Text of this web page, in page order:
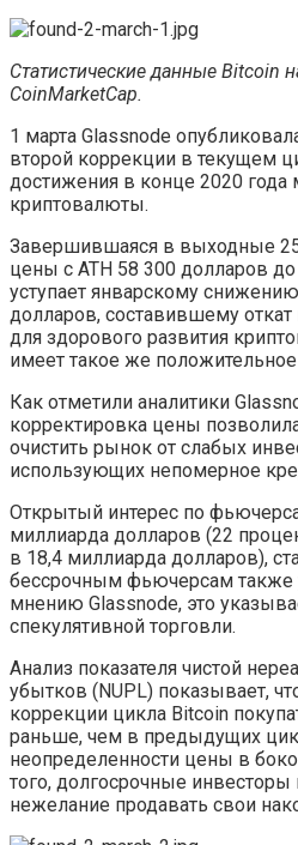
Статистические данные Bitcoin
CoinMarketCap.
1 марта Glassnode
второй коррекции в текущем
достижения в конце 2020
криптовалюты.
Завершившаяся в выходные
цены с ATH 58 300 долларов
уступает январскому
долларов, составившему
для здорового развития
имеет такое же положительное
Как отметили аналитики
корректировка цены
очистить рынок от слабых
использующих непомерное
Открытый интерес по
миллиарда долларов (22
в 18,4 миллиарда долларов),
бессрочным фьючерсам также
мнению Glassnode, это
спекулятивной торговли.
Анализ показателя чистой
убытков (NUPL) показывает,
коррекции цикла Bitcoin
раньше, чем в предыдущих
неопределенности цены в
того, долгосрочные
нежелание продавать свои